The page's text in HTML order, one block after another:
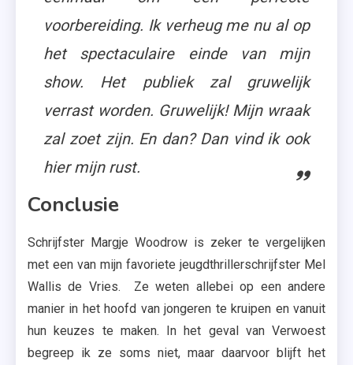
voorbereiding. Ik verheug me nu al op
het spectaculaire einde van mijn
show. Het publiek zal gruwelijk
verrast worden. Gruwelijk! Mijn wraak
zal zoet zijn. En dan? Dan vind ik ook
hier mijn rust.
Conclusie
Schrijfster Margje Woodrow is zeker te vergelijken
met een van mijn favoriete jeugdthrillerschrijfster Mel
Wallis de Vries. Ze weten allebei op een andere
manier in het hoofd van jongeren te kruipen en vanuit
hun keuzes te maken. In het geval van Verwoest
begreep ik ze soms niet, maar daarvoor blijft het